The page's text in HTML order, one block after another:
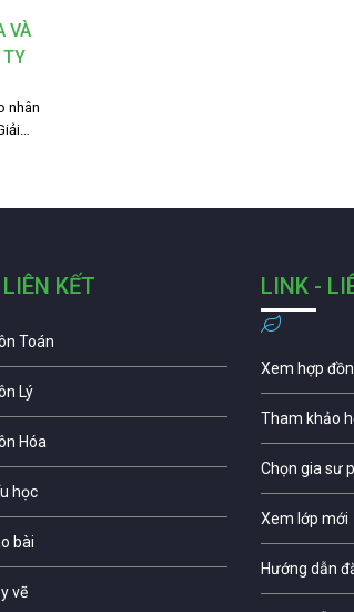
VÀ
TY
nhân
KẾT
Toán
Lý
Hóa
học
bài
vẽ
LINK -
Xem hợp
Tham khảo
Chọn gia sư
Xem lớp mới
Hướng dẫn